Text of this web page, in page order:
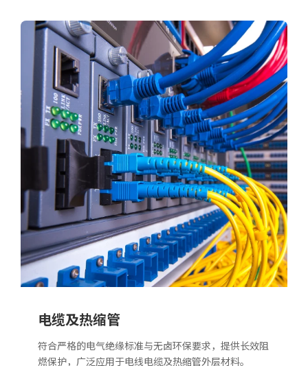
电缆及热缩管
符合严格的电气绝缘标准与无卤环保要求，提供长效阻
燃保护，广泛应用于电线电缆及热缩管外层材料。